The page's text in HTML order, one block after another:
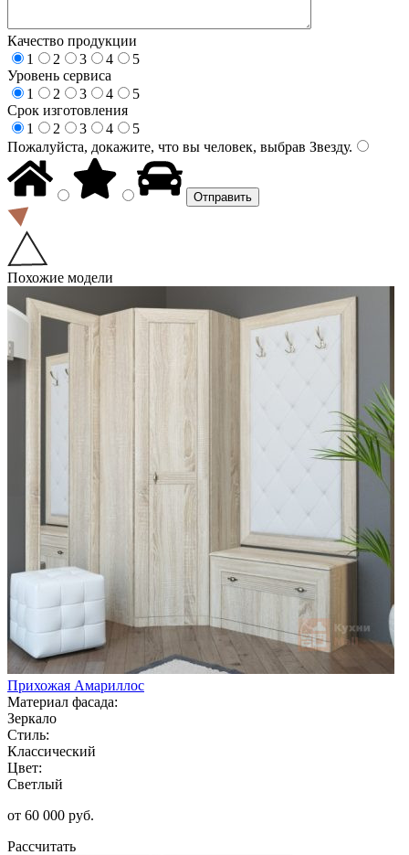
Качество продукции
1
2 3 4
5
Уровень сервиса
1
2 3 4
5
Срок изготовления
1
2 3 4
5
Пожалуйста, докажите, что вы человек, выбрав Звезду.
Похожие модели
Прихожая Амариллос
Материал фасада:
Зеркало
Стиль:
Классический
Цвет:
Светлый
от 60 000 руб.
Рассчитать